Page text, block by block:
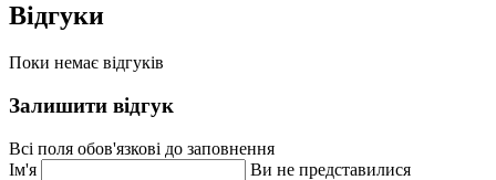
Відгуки
Поки немає відгуків
Залишити відгук
Всі поля обов'язкові до заповнення
Ім'я
Ви не представилися